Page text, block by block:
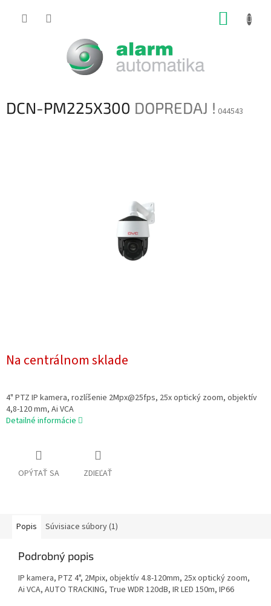
DCN-PM225X300 DOPREDAJ ! 044543
Na centrálnom sklade
4" PTZ IP kamera, rozlíšenie 2Mpx@25fps, 25x optický zoom, objektív
4,8-120 mm, Ai VCA
Detailné informácie
OPÝTAŤ SA ZDIEĽAŤ
Popis Súvisiace súbory (1)
Podrobný popis
IP kamera, PTZ 4", 2Mpix, objektív 4.8-120mm, 25x optický zoom,
Ai VCA, AUTO TRACKING, True WDR 120dB, IR LED 150m, IP66